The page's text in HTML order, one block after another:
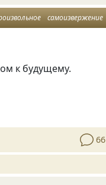
самоизвержение
к будущему.
66